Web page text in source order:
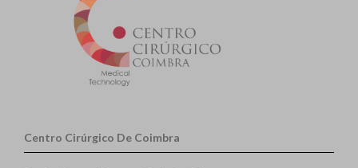
Centro Cirúrgico De Coimbra